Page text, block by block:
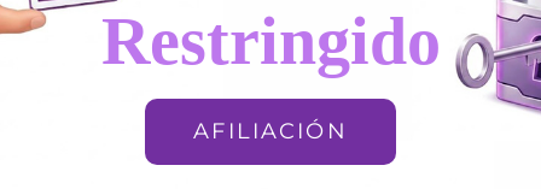
QUIÉNES SOMOSRestringido
AFILIACIÓN